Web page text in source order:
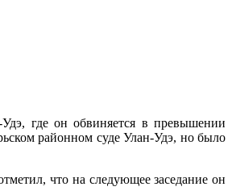
где он обвиняется в превышении
районном суде Улан-Удэ, но было
что на следующее заседание он